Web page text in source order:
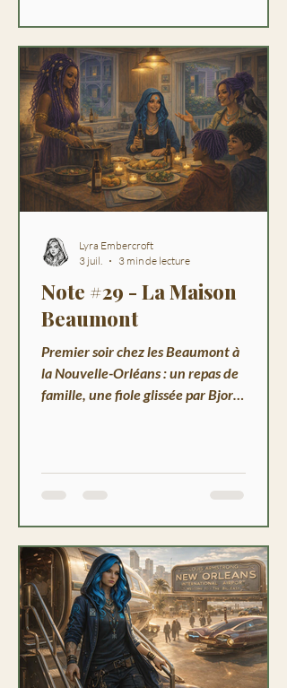
Note #29 - La Maison
Beaumont
Premier soir chez les Beaumont à
la Nouvelle-Orléans : un repas de
famille, une fiole glissée par Bjorn,
Lyra Embercroft
3 juil.
3 min de lecture